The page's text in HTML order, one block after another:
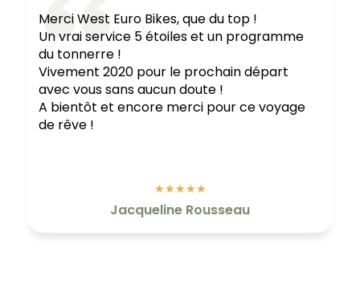
Merci West Euro Bikes, que du top !
Un vrai service 5 étoiles et un programme
du tonnerre !
Vivement 2020 pour le prochain départ
avec vous sans aucun doute !
A bientôt et encore merci pour ce voyage
de rêve !
★★★★★
Jacqueline Rousseau